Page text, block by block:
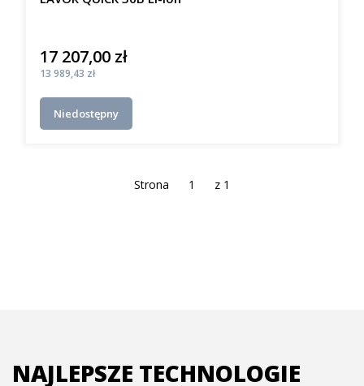
Cena
17 207,00 zł
Cena
13 989,43 zł
Niedostępny
Strona z 1
NAJLEPSZE TECHNOLOGIE